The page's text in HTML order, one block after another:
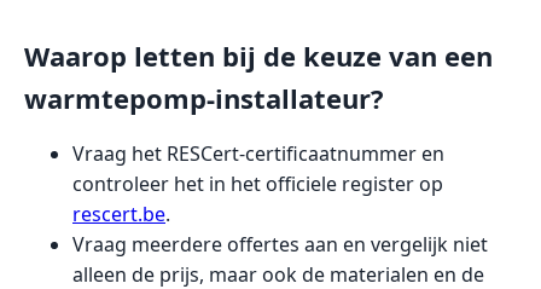
Waarop letten bij de keuze van een
warmtepomp-installateur?
Vraag het RESCert-certificaatnummer en
controleer het in het officiele register op
rescert.be.
Vraag meerdere offertes aan en vergelijk niet
alleen de prijs, maar ook de materialen en de